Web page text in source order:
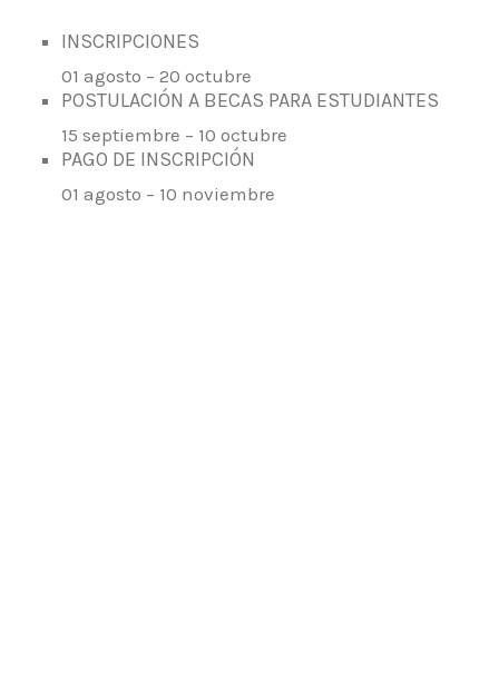
INSCRIPCIONES
01 agosto – 20 octubre
POSTULACIÓN A BECAS PARA ESTUDIANTES
15 septiembre – 10 octubre
PAGO DE INSCRIPCIÓN
01 agosto – 10 noviembre